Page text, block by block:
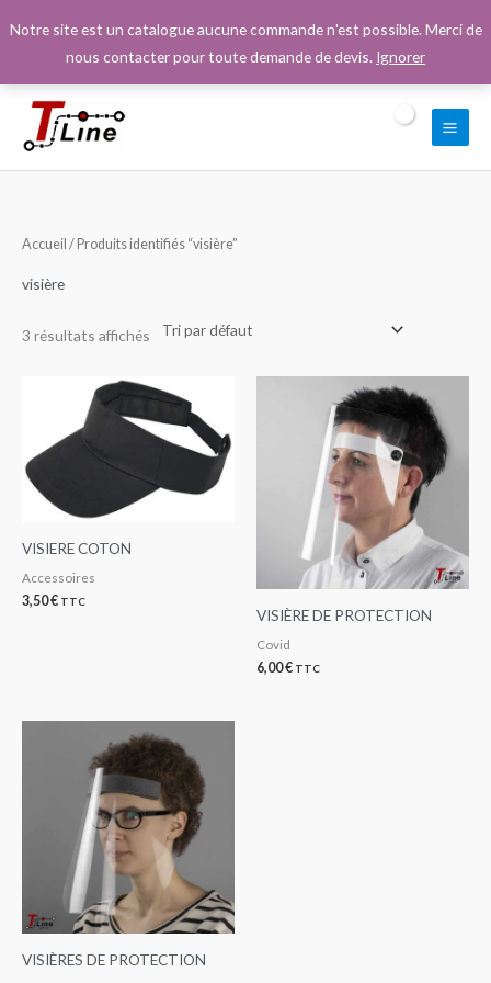
Notre site est un catalogue aucune commande n'est possible. Merci de
nous contacter pour toute demande de devis. Ignorer
au
Accueil / Produits identifiés “visière”
visière
3 résultats affichés
VISIERE COTON
Accessoires
3,50€ TTC
VISIÈRE DE PROTECTION
Covid
6,00€ TTC
VISIÈRES DE PROTECTION